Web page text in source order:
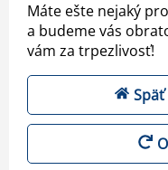
Máte ešte nejaký
a budeme vás
vám za trpezlivosť!